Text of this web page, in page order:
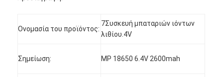
Περίπου εμείς
Ονομασία του προϊόντος:
7Συσκευή μπαταριών ιόντων
λιθίου.4V
Σημείωση: MP 18650 6.4V 2600mah